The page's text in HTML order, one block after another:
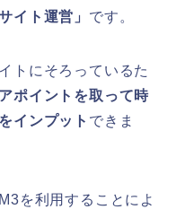
サイト運営」 です。
トにそろっているた
ポイントを取って時
インプット できま
を利用することによ